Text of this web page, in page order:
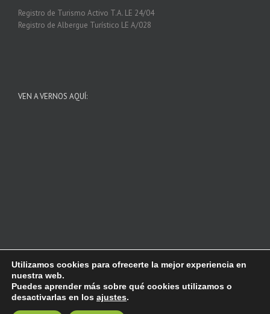
Registro de Turismo Activo T.A. LE 24/04
Registro de Albergue Turístico LE A/028
VEN A VERNOS AQUÍ:
© 2018 Naturocio - Todos los derechos reservadosAviso Legal
Política de Privacidad
Utilizamos cookies para ofrecerte la mejor experiencia en
nuestra web.
Puedes aprender más sobre qué cookies utilizamos o
desactivarlas en los ajustes.